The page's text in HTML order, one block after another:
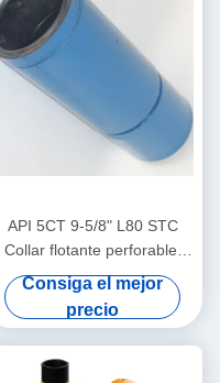
API 5CT 9-5/8" L80 STC
Collar flotante perforable,
Collar flotante de campo
petrolero, utilizado para el
cemento de pozos de
petróleo y gas en tierra
profunda
Consiga el mejor
precio